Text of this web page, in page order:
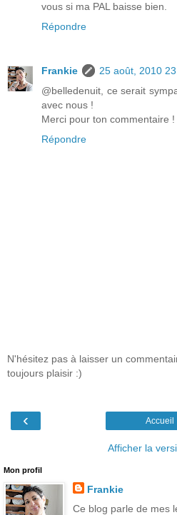
vous si ma PAL baisse bien.
Répondre
Frankie
25 août, 2010
@belledenuit, ce serait
avec nous !
Merci pour ton commentaire !
Répondre
N'hésitez pas à laisser un
toujours plaisir :)
‹ Accueil
Afficher la
Mon profil
Frankie
Ce blog parle de mes